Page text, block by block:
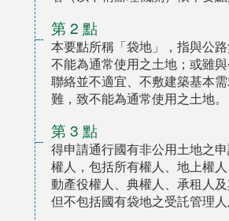
第 2 點
本要點所稱「袋地」，指與公
不能為通常使用之土地；或雖
聯絡並不適宜、不敷建築基本
難，致不能為通常使用之土地。
第 3 點
得申請通行國有非公用土地之
權人，包括所有權人、地上權
動產役權人、典權人、承租人及
但不包括國有袋地之受託管理人